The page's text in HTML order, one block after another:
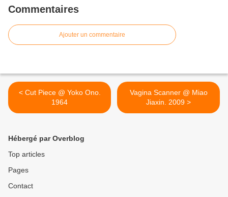
Commentaires
Ajouter un commentaire
< Cut Piece @ Yoko Ono.
1964
Vagina Scanner @ Miao
Jiaxin. 2009 >
Hébergé par Overblog
Top articles
Pages
Contact